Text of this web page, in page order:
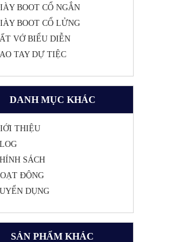
BOOT CỔ NGẮN
BOOT CỔ LỬNG
VỚ BIỂU DIỄN
TAY DỰ TIỆC
DANH MỤC KHÁC
THIỆU
SÁCH
ĐỘNG
DỤNG
SẢN PHẨM KHÁC